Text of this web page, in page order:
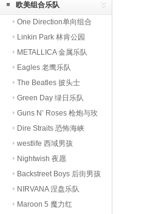
欧美组合乐队
One Direction单向组合
Linkin Park 林肯公园
METALLICA 金属乐队
Eagles 老鹰乐队
The Beatles 披头士
Green Day 绿日乐队
Guns N’ Roses 枪炮与玫
瑰Dire Straits 恐怖海峡
westlife 西域男孩
Nightwish 夜愿
Backstreet Boys 后街男孩
NIRVANA 涅盘乐队
Maroon 5 魔力红